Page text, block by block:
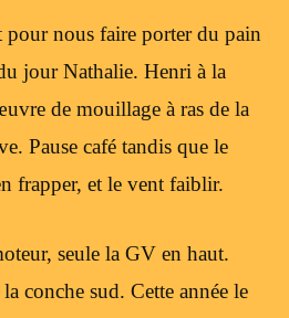
pour nous faire porter du pain
jour Nathalie. Henri à la
de mouillage à ras de la
Pause café tandis que le
frapper, et le vent faiblir.
seule la GV en haut.
conche sud. Cette année le